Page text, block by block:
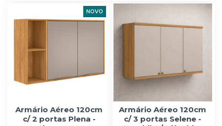
NOVO
Armário Aéreo 120cm
c/ 2 portas Plena -
Armário Aéreo 120cm
c/ 3 portas Selene -